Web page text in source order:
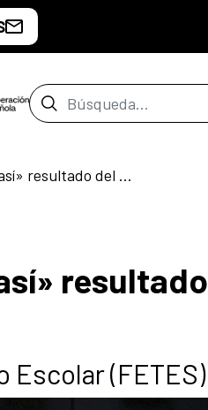
Barra de búsqueda
«Esta historia no fue así» resultado del taller de teatro del CCEM
Escolar (FETES)